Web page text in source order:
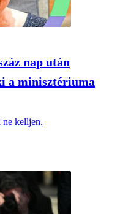
nap után
a minisztériuma
ne kelljen.